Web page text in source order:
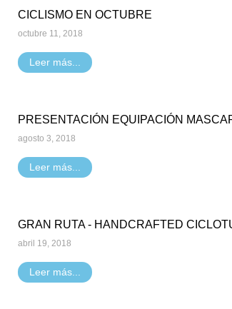
CICLISMO EN OCTUBRE
octubre 11, 2018
Leer más...
PRESENTACIÓN EQUIPACIÓN
agosto 3, 2018
Leer más...
GRAN RUTA - HANDCRAFTED
abril 19, 2018
Leer más...